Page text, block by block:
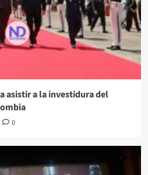
asistir a la investidura del
0